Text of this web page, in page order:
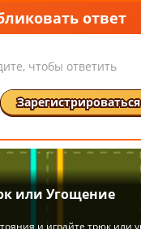
ответ
чтобы ответить
Зарегистрироваться